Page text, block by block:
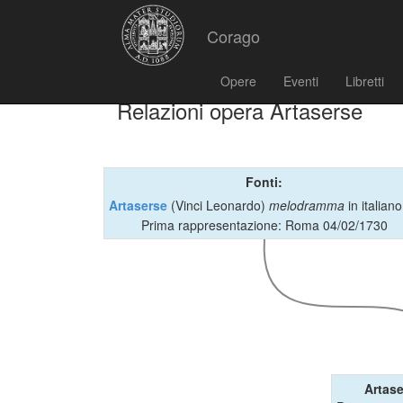
Corago
Opere Eventi Libretti
Relazioni opera Artaserse
Fonti:
Artaserse (Vinci Leonardo) melodramma in
Prima rappresentazione: Roma 04/02/1730